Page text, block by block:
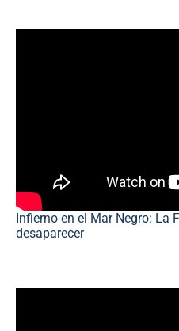
Infierno en el Mar Negro: La
desaparecer